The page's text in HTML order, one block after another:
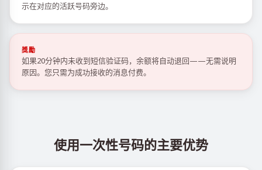
示在对应的活跃号码旁边。
獎勵
如果20分钟内未收到短信验证码，余额将自动退回——无需说明
原因。您只需为成功接收的消息付费。
使用一次性号码的主要优势